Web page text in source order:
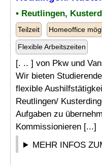
• Reutlingen,
Teilzeit Homeoffice
Flexible Arbeitszeiten
[. .. ] von Pkw und
Wir bieten
flexible
Reutlingen/
Aufgaben zu
Kommissionieren [...]
MEHR INFOS